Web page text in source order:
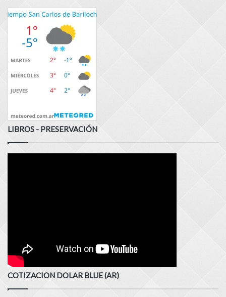
LIBROS - PRESERVACIÓN
COTIZACION DOLAR BLUE (AR)